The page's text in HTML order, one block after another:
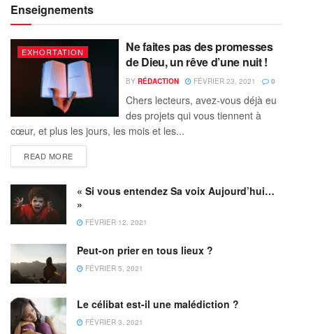
Enseignements
EXHORTATION
Ne faites pas des promesses
de Dieu, un rêve d’une nuit !
BY RÉDACTION FÉVRIER 23, 2021 0
Chers lecteurs, avez-vous déjà eu
des projets qui vous tiennent à
cœur, et plus les jours, les mois et les...
READ MORE
« Si vous entendez Sa voix Aujourd’hui…
»
FÉVRIER 12, 2021
Peut-on prier en tous lieux ?
FÉVRIER 5, 2021
Le célibat est-il une malédiction ?
FÉVRIER 3, 2021